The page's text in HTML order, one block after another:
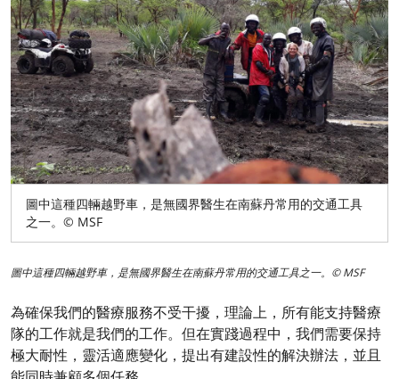
圖中這種四輛越野車，是無國界醫生在南蘇丹常用的交通工具
之一。© MSF
圖中這種四輛越野車，是無國界醫生在南蘇丹常用的交通工具之一。© MSF
為確保我們的醫療服務不受干擾，理論上，所有能支持醫療
隊的工作就是我們的工作。但在實踐過程中，我們需要保持
極大耐性，靈活適應變化，提出有建設性的解決辦法，並且